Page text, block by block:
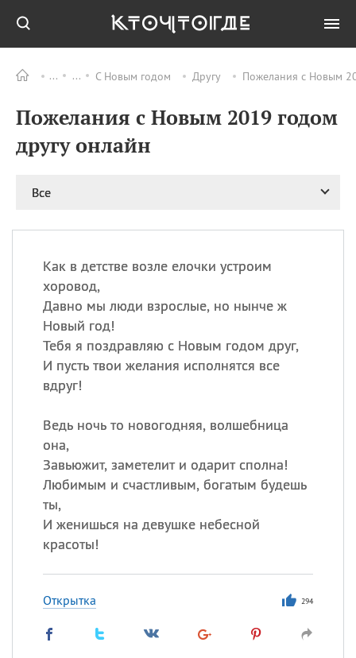
С Новым годом Другу Пожелания с Новым
Пожелания с Новым 2019 годом
другу онлайн
Все
Как в детстве возле елочки устроим
хоровод,
Давно мы люди взрослые, но нынче ж
Новый год!
Тебя я поздравляю с Новым годом друг,
И пусть твои желания исполнятся все
вдруг!
Ведь ночь то новогодняя, волшебница
она,
Завьюжит, заметелит и одарит сполна!
Любимым и счастливым, богатым будешь
ты,
И женишься на девушке небесной
красоты!
Открытка 294
ПРАЗДНИКИ Все
06.08 Преображение
Господне у западных
Романа и Давида
мучеников
маяка
07.08
Бояка
Сегодня празднуют именины
Анатолий, Афанасий,Борис
и